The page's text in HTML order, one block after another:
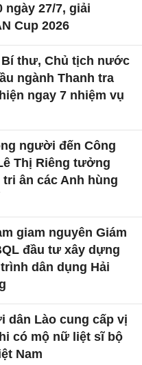
ngày 27/7, giải
Cup 2026
thư, Chủ tịch nước
ngành Thanh tra
ngay 7 nhiệm vụ
người đến Công
Thị Riêng tưởng
tri ân các Anh hùng
giam nguyên Giám
đầu tư xây dựng
dân dụng Hải
dân Lào cung cấp vị
có mộ nữ liệt sĩ bộ
Nam